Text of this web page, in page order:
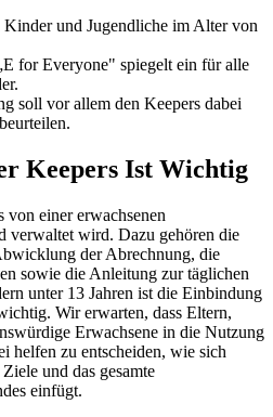
und Jugendliche im Alter von
for Everyone" spiegelt ein für alle
soll vor allem den Keepers dabei
Keepers Ist Wichtig
von einer erwachsenen
verwaltet wird. Dazu gehören die
der Abrechnung, die
sowie die Anleitung zur täglichen
unter 13 Jahren ist die Einbindung
Wir erwarten, dass Eltern,
Erwachsene in die Nutzung
helfen zu entscheiden, wie sich
und das gesamte
einfügt.